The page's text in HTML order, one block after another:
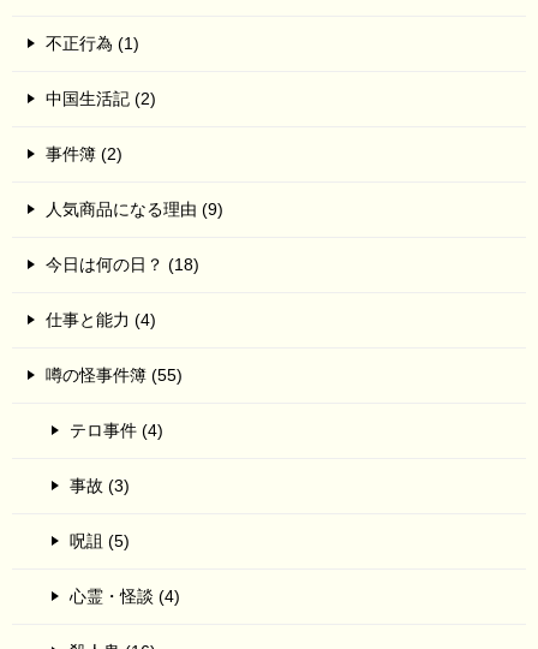
不正行為 (1)
中国生活記 (2)
事件簿 (2)
人気商品になる理由 (9)
今日は何の日？ (18)
仕事と能力 (4)
噂の怪事件簿 (55)
テロ事件 (4)
事故 (3)
呪詛 (5)
心霊・怪談 (4)